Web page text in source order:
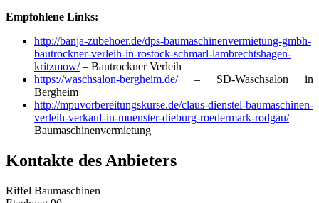
Empfohlene Links:
http://banja-zubehoer.de/dps-baumaschinenvermietung-gmbh-
bautrockner-verleih-in-rostock-schmarl-lambrechtshagen-
kritzmow/– Bautrockner Verleih
https://waschsalon-bergheim.de/– SD-Waschsalon in
Bergheim
http://mpuvorbereitungskurse.de/claus-dienstel-baumaschinen-
verleih-verkauf-in-muenster-dieburg-roedermark-rodgau/–
Baumaschinenvermietung
Kontakte des Anbieters
Riffel Baumaschinen